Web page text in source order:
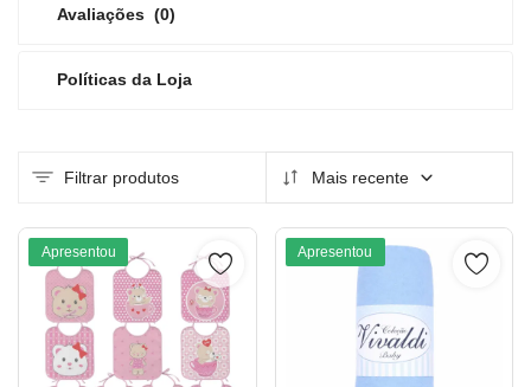
Avaliações (0)
Políticas da Loja
Filtrar produtos Mais recente
Apresentou Apresentou